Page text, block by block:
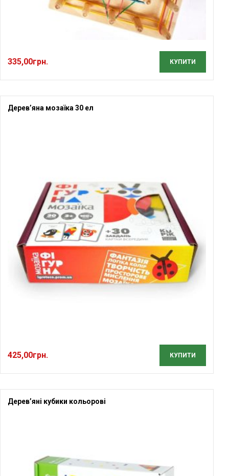
335,00грн. КУПИТИ
Дерев’яна мозаїка 30 ел
425,00грн. КУПИТИ
Дерев’яні кубики кольорові